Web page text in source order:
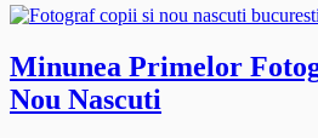
Foto
Minunea Primelor
Nou Nascuti